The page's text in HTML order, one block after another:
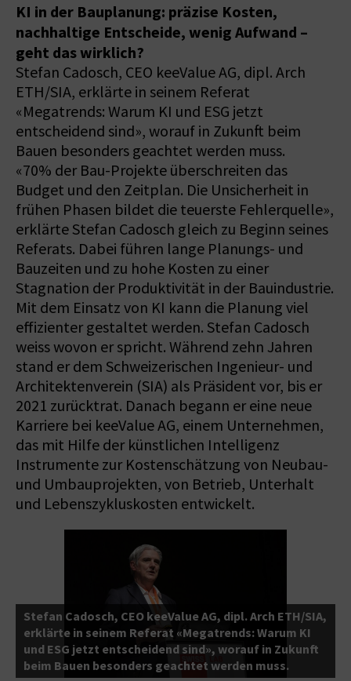
KI in der Bauplanung: präzise Kosten,
nachhaltige Entscheide, wenig Aufwand –
geht das wirklich?
Stefan Cadosch, CEO keeValue AG, dipl. Arch
ETH/SIA, erklärte in seinem Referat
«Megatrends: Warum KI und ESG jetzt
entscheidend sind», worauf in Zukunft beim
Bauen besonders geachtet werden muss.
«70% der Bau-Projekte überschreiten das
Budget und den Zeitplan. Die Unsicherheit in
frühen Phasen bildet die teuerste Fehlerquelle»,
erklärte Stefan Cadosch gleich zu Beginn seines
Referats. Dabei führen lange Planungs- und
Bauzeiten und zu hohe Kosten zu einer
Stagnation der Produktivität in der Bauindustrie.
Mit dem Einsatz von KI kann die Planung viel
effizienter gestaltet werden. Stefan Cadosch
weiss wovon er spricht. Während zehn Jahren
stand er dem Schweizerischen Ingenieur- und
Architektenverein (SIA) als Präsident vor, bis er
2021 zurücktrat. Danach begann er eine neue
Karriere bei keeValue AG, einem Unternehmen,
das mit Hilfe der künstlichen Intelligenz
Instrumente zur Kostenschätzung von Neubau-
und Umbauprojekten, von Betrieb, Unterhalt
und Lebenszykluskosten entwickelt.
Stefan Cadosch, CEO keeValue AG, dipl. Arch ETH/SIA,
erklärte in seinem Referat «Megatrends: Warum KI
und ESG jetzt entscheidend sind», worauf in Zukunft
beim Bauen besonders geachtet werden muss.